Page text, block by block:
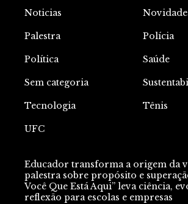
Noticias
Palestra Polícia
Política Saúde
Sem categoria
Tecnologia Tênis
UFC
Educador transforma a origem da
palestra sobre propósito e
Você Que Está Aqui” leva ciência,
reflexão para escolas e empresas